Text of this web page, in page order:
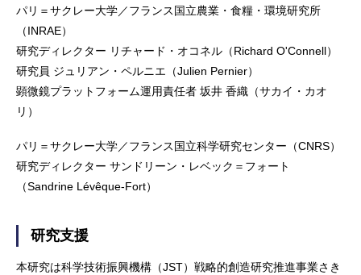
パリ＝サクレー大学／フランス国立農業・食糧・環境研究所
（INRAE）
研究ディレクター リチャード・オコネル（Richard O'Connell）
研究員 ジュリアン・ペルニエ（Julien Pernier）
顕微鏡プラットフォーム運用責任者 坂井 香織（サカイ・カオ
リ）
パリ＝サクレー大学／フランス国立科学研究センター（CNRS）
研究ディレクター サンドリーン・レベック＝フォート
（Sandrine Lévêque-Fort）
研究支援
本研究は科学技術振興機構（JST）戦略的創造研究推進事業さき